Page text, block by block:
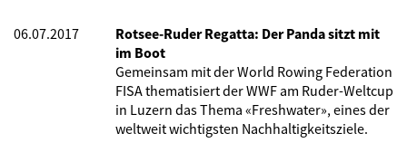
06.07.2017
Rotsee-Ruder Regatta: Der Panda sitzt mit
im Boot
Gemeinsam mit der World Rowing Federation
FISA thematisiert der WWF am Ruder-Weltcup
in Luzern das Thema «Freshwater», eines der
weltweit wichtigsten Nachhaltigkeitsziele.